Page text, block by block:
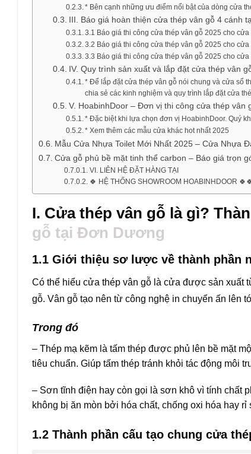
* Bên cạnh những ưu điểm nổi bật của dòng cửa
III. Báo giá hoàn thiện cửa thép vân gỗ 4 cánh
3.1 Báo giá thi công cửa thép vân gỗ 2025 cho
3.2 Báo giá thi công cửa thép vân gỗ 2025 cho
3.3 Báo giá thi công cửa thép vân gỗ 2025 cho
IV. Quy trình sản xuất và lắp đặt cửa thép vân
* Để lắp đặt cửa thép vân gỗ nói chung và cửa sổ
chia sẻ các kinh nghiệm và quy trình lắp đặt cửa
V. HoabinhDoor – Đơn vị thi công cửa thép
* Đặc biệt khi lựa chọn đơn vị HoabinhDoor. Quý
* Xem thêm các mẫu cửa khác hot nhất 2025
Mẫu Cửa Nhựa Toilet Mới Nhất 2025 – Cửa Nhựa
Cửa gỗ phủ bề mặt tinh thể carbon – Báo giá trọn
VI. LIÊN HỆ ĐẶT HÀNG TẠI
🍀 HỆ THỐNG SHOWROOM HOABINHDOOR
I. Cửa thép vân gỗ là gì?
gỗ tại Đơn Dương
1.1 Giới thiệu sơ lược về thành phần
Có thể hiểu cửa thép vân gỗ là cửa được sản xuất
gỗ. Vân gỗ tạo nên từ công nghệ in chuyển ấn lên
Trong đó
– Thép mạ kẽm là tấm thép được phủ lên bề mặt
tiêu chuẩn. Giúp tấm thép tránh khỏi tác động môi
– Sơn tĩnh điện hay còn gọi là sơn khô vì tính chất
không bị ăn mòn bởi hóa chất, chống oxi hóa hay rỉ
1.2 Thành phần cấu tạo chung cửa